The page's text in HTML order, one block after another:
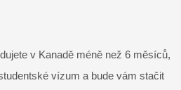
v Kanadě méně než 6 měsíců,
vízum a bude vám stačit